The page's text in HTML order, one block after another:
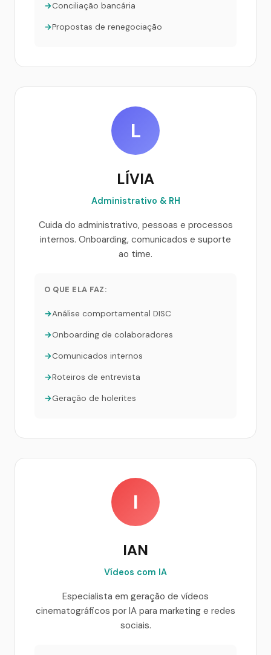
Conciliação bancária
Propostas de renegociação
L
LÍVIA
Administrativo & RH
Cuida do administrativo, pessoas e processos
internos. Onboarding, comunicados e suporte
ao time.
O QUE ELA FAZ:
Análise comportamental DISC
Onboarding de colaboradores
Comunicados internos
Roteiros de entrevista
Geração de holerites
I
IAN
Vídeos com IA
Especialista em geração de vídeos
cinematográficos por IA para marketing e redes
sociais.